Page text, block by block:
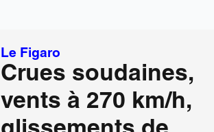
Le Figaro
Crues soudaines,
vents à 270 km/h,